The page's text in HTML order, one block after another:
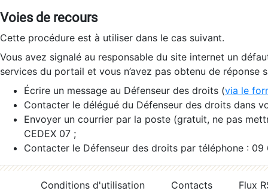
Voies de recours
Cette procédure est à utiliser dans le cas suivant.
Vous avez signalé au responsable du site internet un
services du portail et vous n’avez pas obtenu de réponse
Écrire un message au Défenseur des droits (via le
Contacter le délégué du Défenseur des droits dans
Envoyer un courrier par la poste (gratuit, ne pas
CEDEX 07 ;
Contacter le Défenseur des droits par téléphone :
Conditions d'utilisation Contacts
Flux